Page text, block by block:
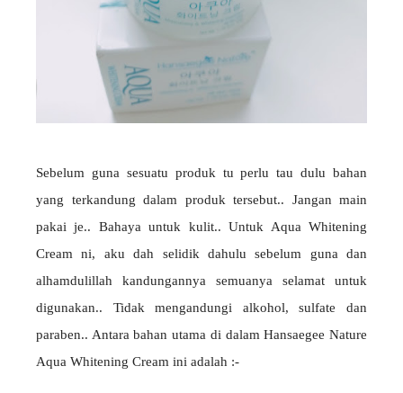
Sebelum guna sesuatu produk tu perlu tau dulu bahan
yang terkandung dalam produk tersebut.. Jangan main
pakai je.. Bahaya untuk kulit.. Untuk Aqua Whitening
Cream ni, aku dah selidik dahulu sebelum guna dan
alhamdulillah kandungannya semuanya selamat untuk
digunakan.. Tidak mengandungi alkohol, sulfate dan
paraben.. Antara bahan utama di dalam Hansaegee Nature
Aqua Whitening Cream ini adalah :-